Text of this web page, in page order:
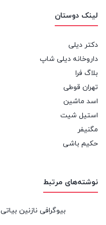
لینک دوستان
دکتر دیلی
داروخانه دیلی شاپ
بلاگ فرا
تهران قوطی
اسد ماشین
استیل شیت
مگنیفر
حکیم باشی
نوشته‌های مرتبط
بیوگرافی نازنین بیاتی